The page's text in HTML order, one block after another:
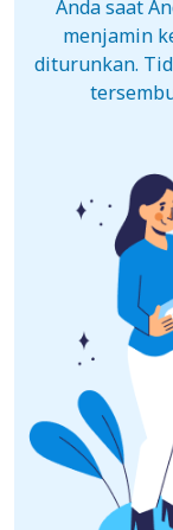
Anda saat
menjamin
diturunkan.